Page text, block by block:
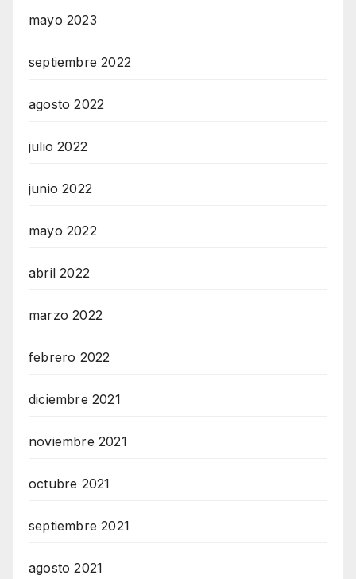
mayo 2023
septiembre 2022
agosto 2022
julio 2022
junio 2022
mayo 2022
abril 2022
marzo 2022
febrero 2022
diciembre 2021
noviembre 2021
octubre 2021
septiembre 2021
agosto 2021